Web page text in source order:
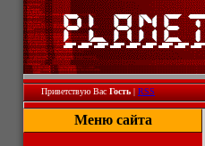
Приветствую Вас Гость|RSS
Меню сайта